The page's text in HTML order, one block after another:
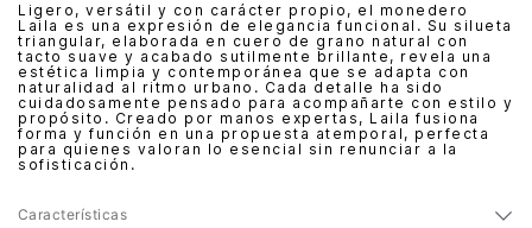
Ligero, versátil y con carácter propio, el monedero
Laila es una expresión de elegancia funcional. Su silueta
triangular, elaborada en cuero de grano natural con
tacto suave y acabado sutilmente brillante, revela una
estética limpia y contemporánea que se adapta con
naturalidad al ritmo urbano. Cada detalle ha sido
cuidadosamente pensado para acompañarte con estilo y
propósito. Creado por manos expertas, Laila fusiona
forma y función en una propuesta atemporal, perfecta
para quienes valoran lo esencial sin renunciar a la
sofisticación.
Características